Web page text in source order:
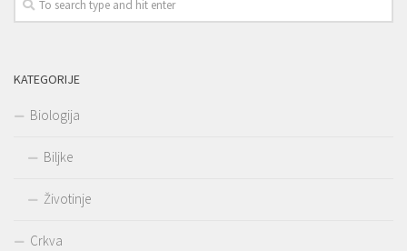
KATEGORIJE
Biologija
Biljke
Životinje
Crkva